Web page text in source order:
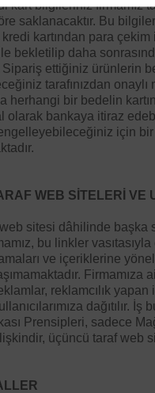
kart bilgileriniz firmamız
saklanacaktır. Bu
kartından para çekim
bekletilip daha
ettiğiniz ürünlerin
tarafınızdan onaylı
herhangi bir bedelin
olarak bankaya itiraz
için bir
WEB SİTELERİ VE
web sitesi dâhilinde başka
bu linkler
ve içeriklerine
Firmamıza
reklamcılık yapan
dağıtılır.
Prensipleri, sadece
üçüncü taraf web